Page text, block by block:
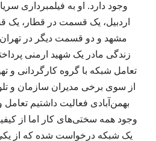
وجود دارد. او به فیلمبرداری
اردبیل، یک قسمت در قطار،
مشهد و دو قسمت دیگر در تهران
زندگی مادر یک شهید ارمنی
تعامل شبکه با گروه کارگردانی
از سوی برخی مدیران سازمان و
بهمن‌آبادی فعالیت داشتیم
وجود همه سختی‌های کار اما از
یک شبکه درخواست شده که از یکی